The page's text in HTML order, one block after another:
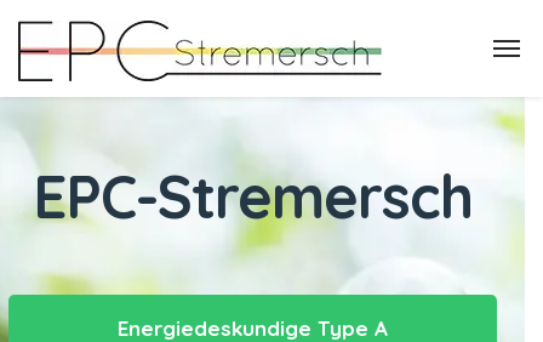
EPC-Stremersch
Energiedeskundige Type A